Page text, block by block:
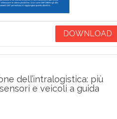
DOWNLOAD
dell’intralogistica: più
e veicoli a guida